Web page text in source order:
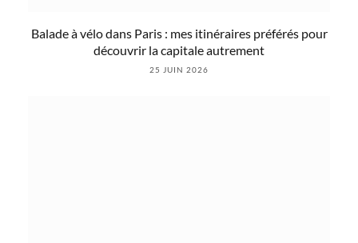
Balade à vélo dans Paris : mes itinéraires préférés pour
découvrir la capitale autrement
25 JUIN 2026